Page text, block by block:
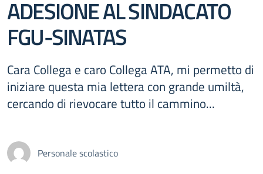
ADESIONE AL SINDACATO
FGU-SINATAS
Cara Collega e caro Collega ATA, mi permetto di
iniziare questa mia lettera con grande umiltà,
cercando di rievocare tutto il cammino...
Personale scolastico